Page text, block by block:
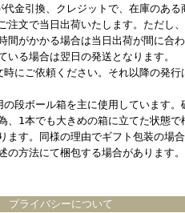
金引換、クレジットで、在庫のある
注文で当日出荷いたします。ただし
間がかかる場合は当日出荷が間に合
いる場合は翌日の発送となります。
にご依頼ください。それ以降の発行
段ボール箱を主に使用しています。
、1本でも大きめの箱に立てた状態で
ます。同様の理由でギフト包装の場
の方法にて梱包する場合があります。
プライバシーについて